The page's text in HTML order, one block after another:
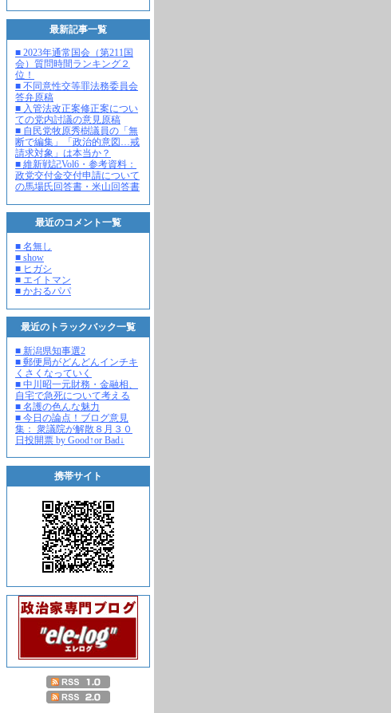
最新記事一覧
■ 2023年通常国会（第211国
会）質問時間ランキング２
位！
■ 不同意性交等罪法務委員会
答弁原稿
■ 入管法改正案修正案につい
ての党内討議の意見原稿
■ 自民党牧原秀樹議員の「無
断で編集」「政治的意図…戒
請求対象」は本当か？
■ 維新戦記Vol6・参考資料：
政党交付金交付申請について
の馬場氏回答書・米山回答書
最近のコメント一覧
■ 名無し
■ show
■ ヒガシ
■ エイトマン
■ かおるパパ
最近のトラックバック一覧
■ 新潟県知事選2
■ 郵便局がどんどんインチキ
くさくなっていく
■ 中川昭一元財務・金融相、
自宅で急死について考える
■ 名護の色んな魅力
■ 今日の論点！ブログ意見
集： 衆議院が解散８月３０
日投開票 by Good↑or Bad↓
携帯サイト